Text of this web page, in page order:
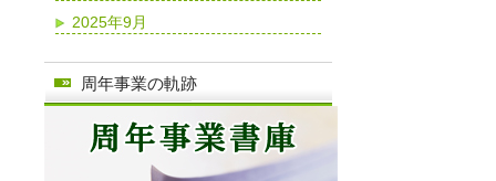
2025年9月
周年事業の軌跡